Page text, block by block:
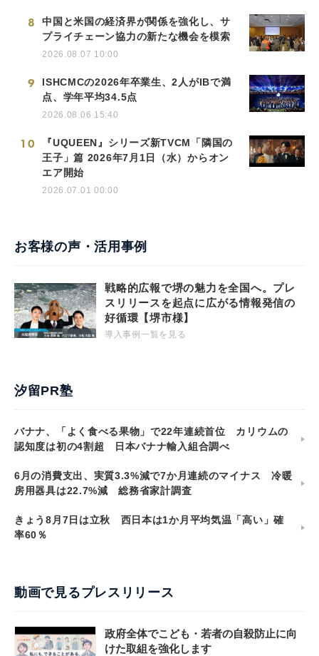
8
中国と米国の経済界が関係を強化し、サ
プライチェーン協力の新たな機会を模索
2026.08.07 10:00
9
ISHCMCの2026年卒業生、2人がIBで満
点、学年平均34.5点
2026.08.06 15:40
10
『UQUEEN』シリーズ新TVCM「隣国の
王子」篇 2026年7月1日（水）からオン
エア開始
2026.07.01 00:00
お客様の声・活用事例
戦略的広報で堺の魅力を全国へ。プレ
スリリースを起点に広がる情報発信の
好循環【堺市様】
導入事例一覧を見る
汐留PR塾
バナナ、「よく食べる果物」で22年連続首位 カリウムの
認知度は初の4割超 日本バナナ輸入組合調べ
6月の消費支出、実質3.3%減で7か月連続のマイナス 冷暖
房用器具は22.7%減 総務省家計調査
きょう8月7日は立秋 西日本は1か月平均気温「高い」確
率60％
動画で見るプレスリリース
政府全体でこども・若者の自殺防止に向
けた取組を強化します